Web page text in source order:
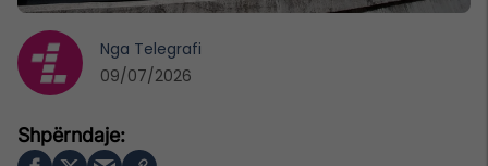
Nga Telegrafi
09/07/2026